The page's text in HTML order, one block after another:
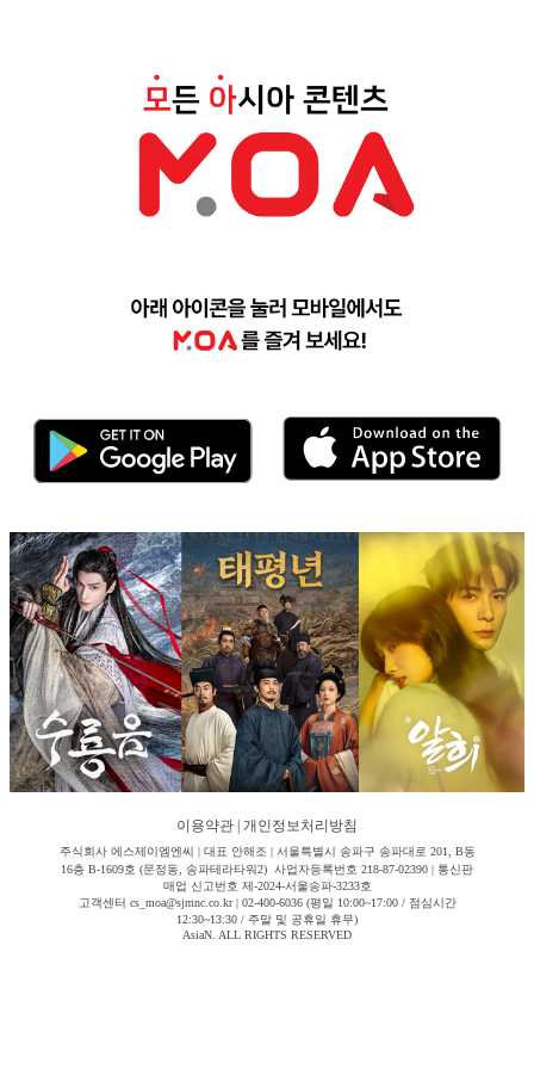
이용약관 개인정보처리방침
주식회사 에스제이엠엔씨 | 대표 안해조 | 서울특별시 송파구 송파대로 201, B동
16층 B-1609호 (문정동, 송파테라타워2) 사업자등록번호 218-87-02390 | 통신판
매업 신고번호 제-2024-서울송파-3233호
고객센터 cs_moa@sjmnc.co.kr | 02-400-6036 (평일 10:00~17:00 / 점심시간
12:30~13:30 / 주말 및 공휴일 휴무)
AsiaN. ALL RIGHTS RESERVED